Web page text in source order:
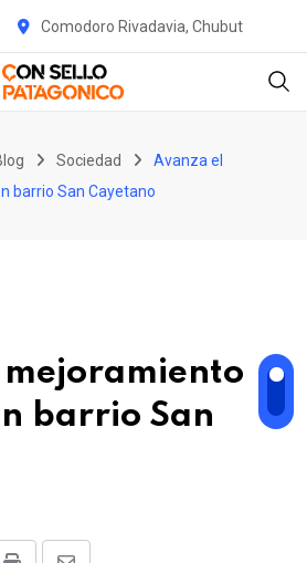
Comodoro Rivadavia, Chubut
Sociedad
Avanza el
barrio San Cayetano
barrio San